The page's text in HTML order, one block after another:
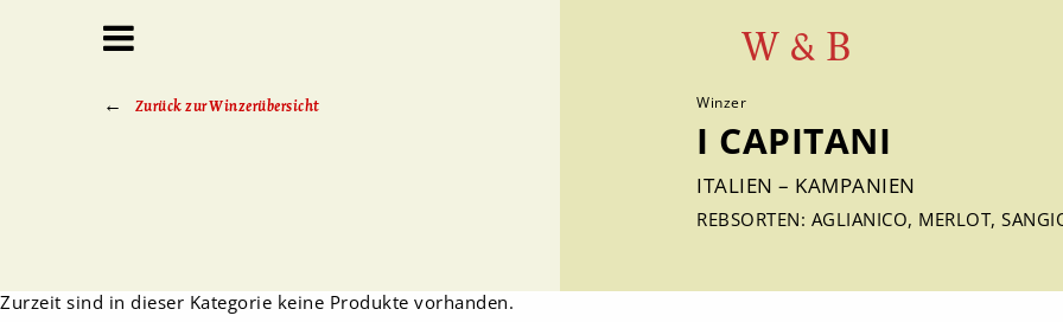
W & B
Zurück zur Winzerübersicht Winzer
I CAPITANI
ITALIEN – KAMPANIEN
REBSORTEN: AGLIANICO, MERLOT,
Zurzeit sind in dieser Kategorie keine Produkte vorhanden.